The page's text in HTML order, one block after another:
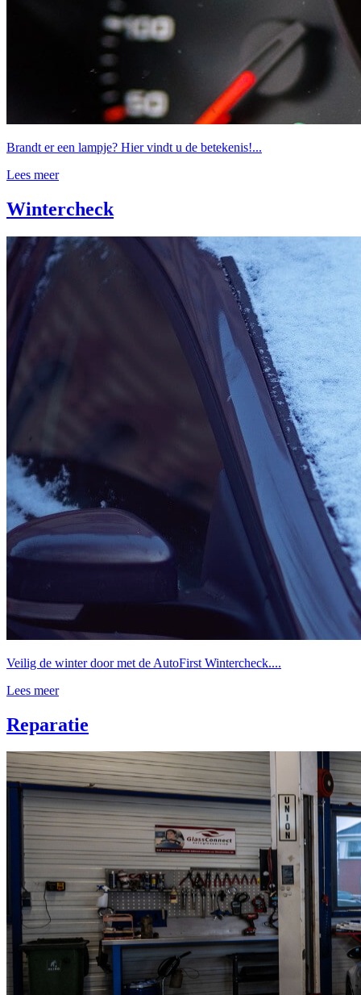
Brandt er een lampje? Hier vindt u de betekenis!...
Lees meer
Wintercheck
Veilig de winter door met de AutoFirst Wintercheck....
Lees meer
Reparatie